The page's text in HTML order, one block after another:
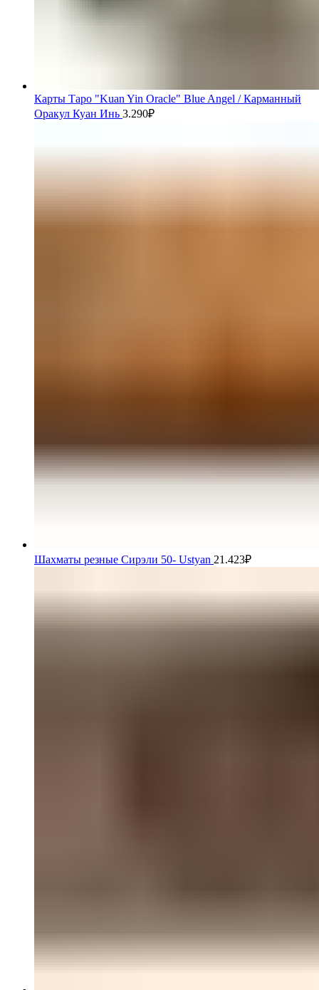
Карты Таро "Kuan Yin Oracle" Blue Angel / Карманный
Оракул Куан Инь 3.290₽
Шахматы резные Сирэли 50- Ustyan 21.423₽